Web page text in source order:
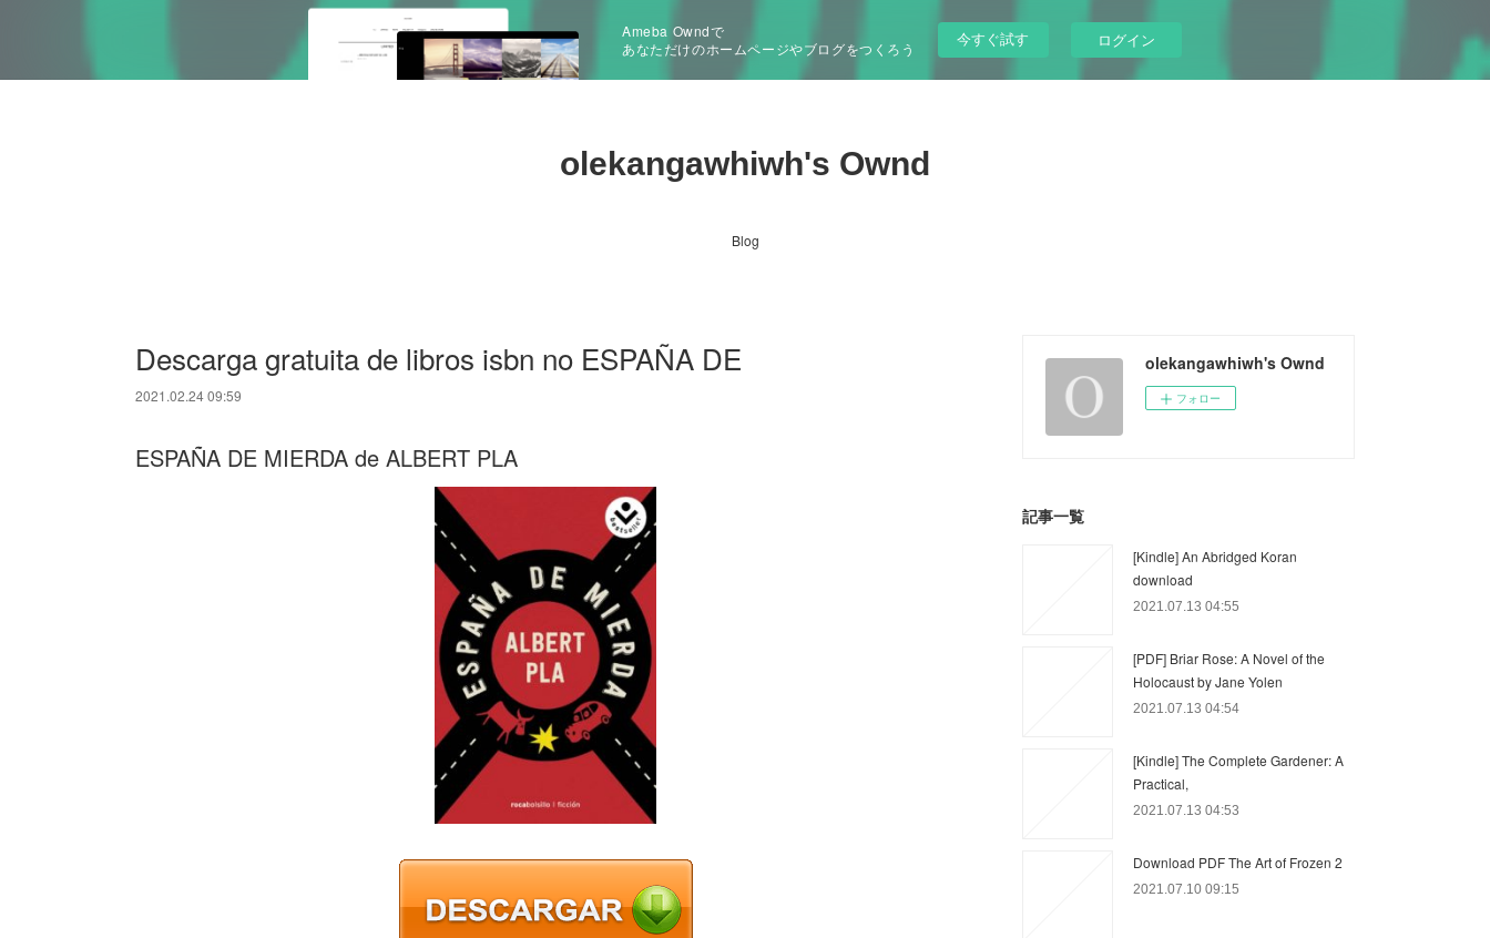
Ameba Owndで
あなただけのホームページやブログをつくろう
今すぐ試す ログイン
olekangawhiwh's Ownd
Blog
Descarga gratuita de libros isbn no ESPAÑA DE
2021.02.24 09:59
ESPAÑA DE MIERDA de ALBERT PLA
olekangawhiwh's Ownd
フォロー
記事一覧
[Kindle] An Abridged Koran
download
2021.07.13 04:55
[PDF] Briar Rose: A Novel of the
Holocaust by Jane Yolen
2021.07.13 04:54
[Kindle] The Complete Gardener: A
Practical,
2021.07.13 04:53
Download PDF The Art of Frozen 2
2021.07.10 09:15